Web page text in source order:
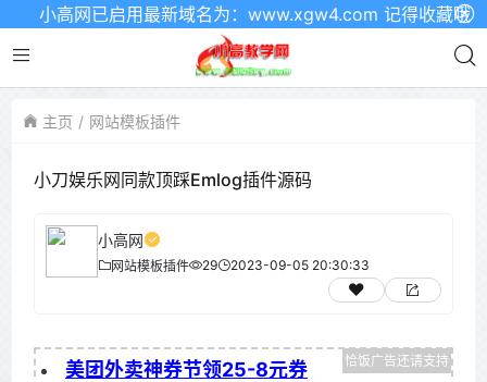
小高网已启用最新域名为：www.xgw4.com 记得收藏哦
主页 网站模板插件
小刀娱乐网同款顶踩Emlog插件源码
小高网
网站模板插件 29 2023-09-05 20:30:33
美团外卖神券节领25-8元券